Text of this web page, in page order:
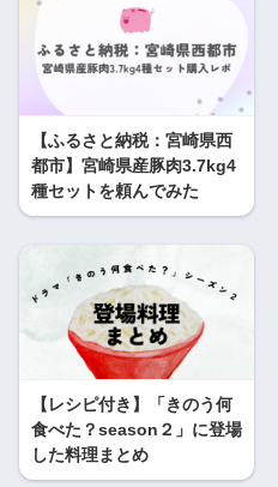
【ふるさと納税：宮崎県西
都市】宮崎県産豚肉3.7kg4
種セットを頼んでみた
【レシピ付き】「きのう何
食べた？season２」に登場
した料理まとめ